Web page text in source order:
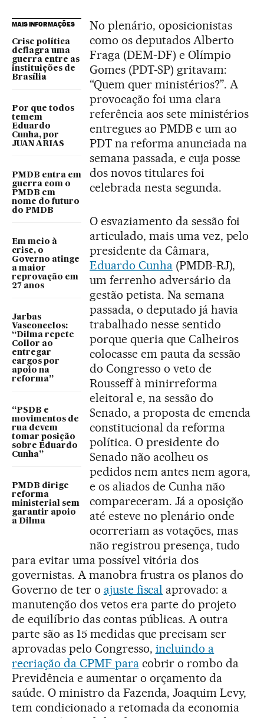
MAIS INFORMAÇÕES
Crise política
deflagra uma
guerra entre as
instituições de
Brasília
Por que todos
temem
Eduardo
Cunha, por
JUAN ARIAS
PMDB entra em
guerra com o
PMDB em
nome do futuro
do PMDB
Em meio à
crise, o
Governo atinge
a maior
reprovação em
27 anos
Jarbas
Vasconcelos:
“Dilma repete
Collor ao
entregar
cargos por
apoio na
reforma”
“PSDB e
movimentos de
rua devem
tomar posição
sobre Eduardo
Cunha”
PMDB dirige
reforma
ministerial sem
garantir apoio
a Dilma
No plenário, oposicionistas
como os deputados Alberto
Fraga (DEM-DF) e Olímpio
Gomes (PDT-SP) gritavam:
“Quem quer ministérios?”. A
provocação foi uma clara
referência aos sete ministérios
entregues ao PMDB e um ao
PDT na reforma anunciada na
semana passada, e cuja posse
dos novos titulares foi
celebrada nesta segunda.
O esvaziamento da sessão foi
articulado, mais uma vez, pelo
presidente da Câmara,
Eduardo Cunha(PMDB-RJ),
um ferrenho adversário da
gestão petista. Na semana
passada, o deputado já havia
trabalhado nesse sentido
porque queria que Calheiros
colocasse em pauta da sessão
do Congresso o veto de
Rousseff à minirreforma
eleitoral e, na sessão do
Senado, a proposta de emenda
constitucional da reforma
política. O presidente do
Senado não acolheu os
pedidos nem antes nem agora,
e os aliados de Cunha não
compareceram. Já a oposição
até esteve no plenário onde
ocorreriam as votações, mas
não registrou presença, tudo
para evitar uma possível vitória dos
governistas. A manobra frustra os planos do
Governo de ter o ajuste fiscal aprovado: a
manutenção dos vetos era parte do projeto
de equilíbrio das contas públicas. A outra
parte são as 15 medidas que precisam ser
aprovadas pelo Congresso, incluindo a
recriação da CPMF paracobrir o rombo da
Previdência e aumentar o orçamento da
saúde. O ministro da Fazenda, Joaquim Levy,
tem condicionado a retomada da economia